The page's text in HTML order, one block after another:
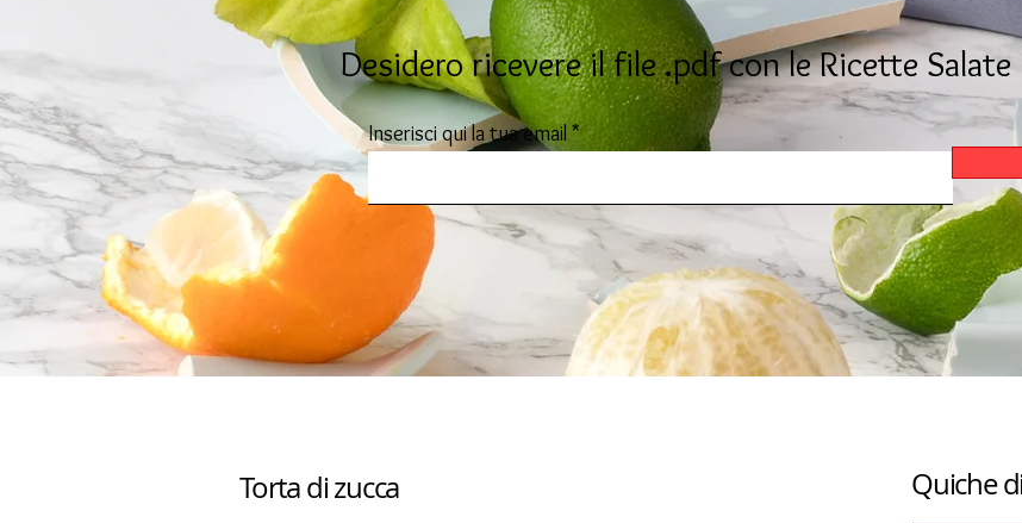
Desidero ricevere il file .pdf con le Ricette Salate
Inserisci qui la tua email
Torta di zucca Quiche